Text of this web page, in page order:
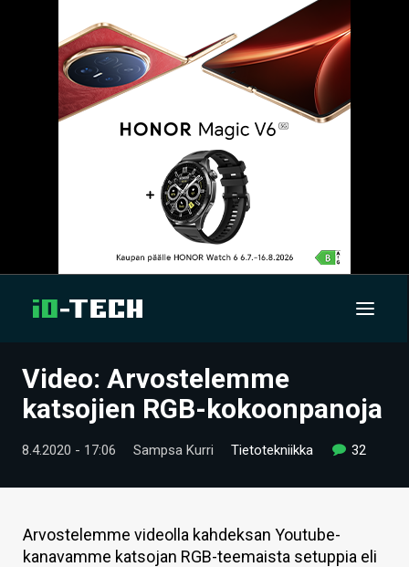
UUTISET
TIETOA
Video: Arvostelemme
katsojien RGB-kokoonpanoja
8.4.2020 - 17:06 Sampsa Kurri Tietotekniikka 32
Arvostelemme videolla kahdeksan Youtube-
kanavamme katsojan RGB-teemaista setuppia eli